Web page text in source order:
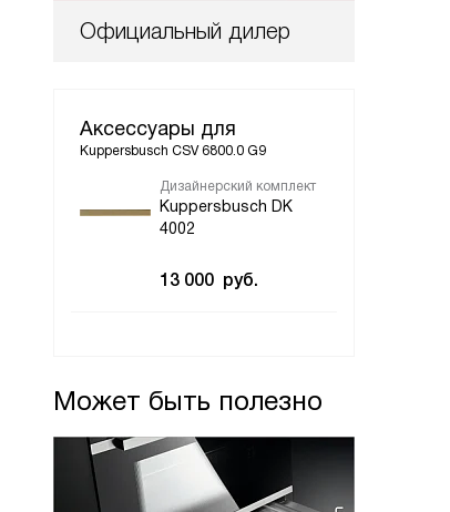
Официальный дилер
Аксессуары для
Kuppersbusch CSV 6800.0 G9
Дизайнерский комплект
Kuppersbusch DK
4002
13 000 руб.
Может быть полезно